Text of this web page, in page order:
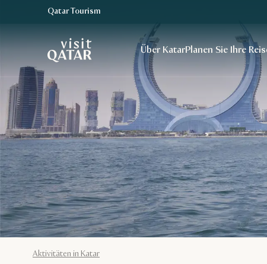
VisitQatar Homepage
Qatar Tourism
Über KatarPlanen Sie Ihre
Aktivitäten in Katar